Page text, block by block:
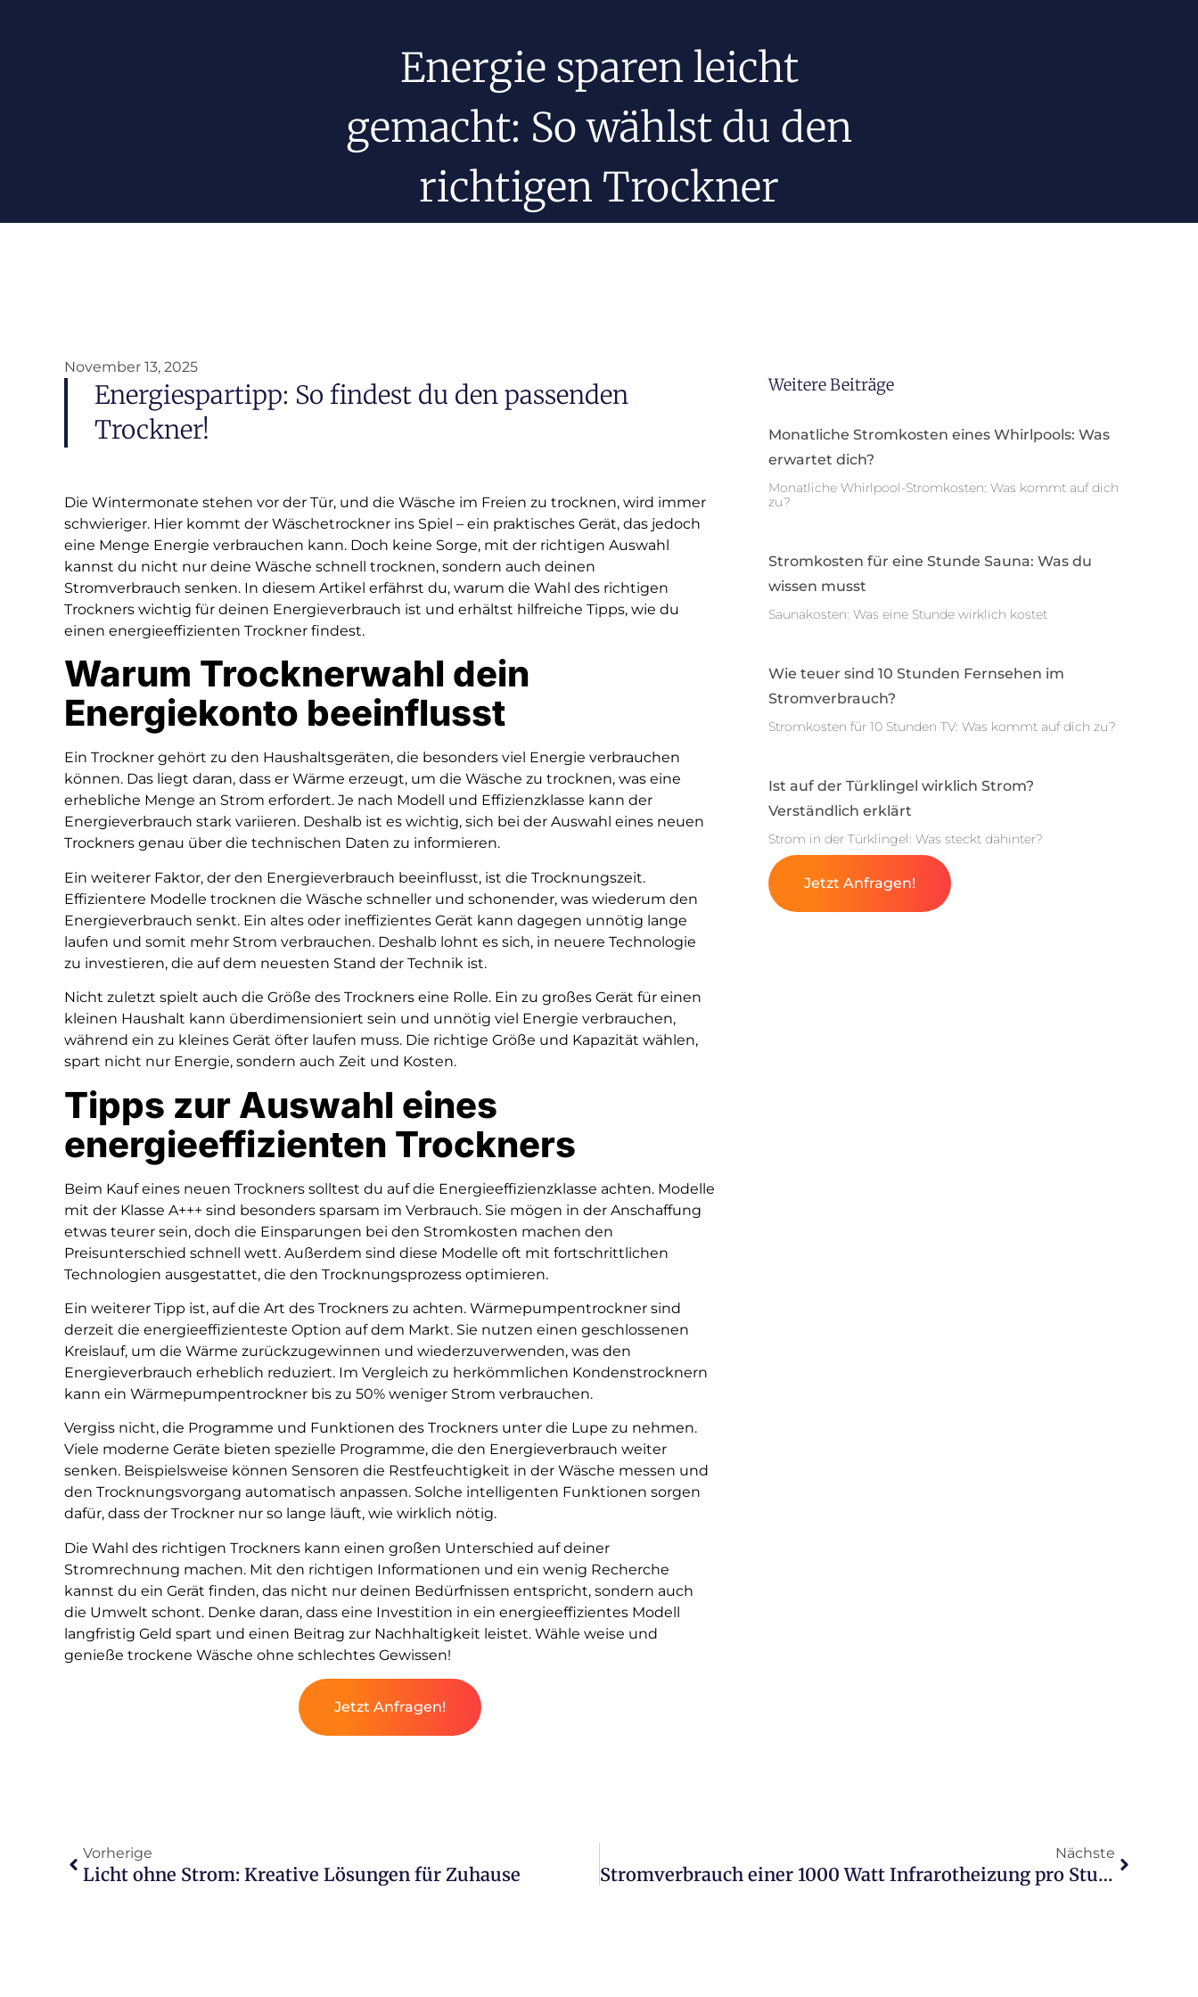
Energie sparen leicht
gemacht: So wählst du den
richtigen Trockner
November 13, 2025
Energiespartipp: So findest du den passenden
Trockner!
Die Wintermonate stehen vor der Tür, und die Wäsche im Freien zu trocknen, wird immer
schwieriger. Hier kommt der Wäschetrockner ins Spiel – ein praktisches Gerät, das jedoch
eine Menge Energie verbrauchen kann. Doch keine Sorge, mit der richtigen Auswahl
kannst du nicht nur deine Wäsche schnell trocknen, sondern auch deinen
Stromverbrauch senken. In diesem Artikel erfährst du, warum die Wahl des richtigen
Trockners wichtig für deinen Energieverbrauch ist und erhältst hilfreiche Tipps, wie du
einen energieeffizienten Trockner findest.
Warum Trocknerwahl dein
Energiekonto beeinflusst
Ein Trockner gehört zu den Haushaltsgeräten, die besonders viel Energie verbrauchen
können. Das liegt daran, dass er Wärme erzeugt, um die Wäsche zu trocknen, was eine
erhebliche Menge an Strom erfordert. Je nach Modell und Effizienzklasse kann der
Energieverbrauch stark variieren. Deshalb ist es wichtig, sich bei der Auswahl eines neuen
Trockners genau über die technischen Daten zu informieren.
Ein weiterer Faktor, der den Energieverbrauch beeinflusst, ist die Trocknungszeit.
Effizientere Modelle trocknen die Wäsche schneller und schonender, was wiederum den
Energieverbrauch senkt. Ein altes oder ineffizientes Gerät kann dagegen unnötig lange
laufen und somit mehr Strom verbrauchen. Deshalb lohnt es sich, in neuere Technologie
zu investieren, die auf dem neuesten Stand der Technik ist.
Nicht zuletzt spielt auch die Größe des Trockners eine Rolle. Ein zu großes Gerät für einen
kleinen Haushalt kann überdimensioniert sein und unnötig viel Energie verbrauchen,
während ein zu kleines Gerät öfter laufen muss. Die richtige Größe und Kapazität wählen,
spart nicht nur Energie, sondern auch Zeit und Kosten.
Tipps zur Auswahl eines
energieeffizienten Trockners
Beim Kauf eines neuen Trockners solltest du auf die Energieeffizienzklasse achten. Modelle
mit der Klasse A+++ sind besonders sparsam im Verbrauch. Sie mögen in der Anschaffung
etwas teurer sein, doch die Einsparungen bei den Stromkosten machen den
Preisunterschied schnell wett. Außerdem sind diese Modelle oft mit fortschrittlichen
Technologien ausgestattet, die den Trocknungsprozess optimieren.
Ein weiterer Tipp ist, auf die Art des Trockners zu achten. Wärmepumpentrockner sind
derzeit die energieeffizienteste Option auf dem Markt. Sie nutzen einen geschlossenen
Kreislauf, um die Wärme zurückzugewinnen und wiederzuverwenden, was den
Energieverbrauch erheblich reduziert. Im Vergleich zu herkömmlichen Kondenstrocknern
kann ein Wärmepumpentrockner bis zu 50% weniger Strom verbrauchen.
Vergiss nicht, die Programme und Funktionen des Trockners unter die Lupe zu nehmen.
Viele moderne Geräte bieten spezielle Programme, die den Energieverbrauch weiter
senken. Beispielsweise können Sensoren die Restfeuchtigkeit in der Wäsche messen und
den Trocknungsvorgang automatisch anpassen. Solche intelligenten Funktionen sorgen
dafür, dass der Trockner nur so lange läuft, wie wirklich nötig.
Die Wahl des richtigen Trockners kann einen großen Unterschied auf deiner
Stromrechnung machen. Mit den richtigen Informationen und ein wenig Recherche
kannst du ein Gerät finden, das nicht nur deinen Bedürfnissen entspricht, sondern auch
die Umwelt schont. Denke daran, dass eine Investition in ein energieeffizientes Modell
langfristig Geld spart und einen Beitrag zur Nachhaltigkeit leistet. Wähle weise und
genieße trockene Wäsche ohne schlechtes Gewissen!
Jetzt Anfragen!
Weitere Beiträge
Monatliche Stromkosten eines Whirlpools: Was
erwartet dich?
Monatliche Whirlpool-Stromkosten: Was kommt auf dich
zu?
Stromkosten für eine Stunde Sauna: Was du
wissen musst
Saunakosten: Was eine Stunde wirklich kostet
Wie teuer sind 10 Stunden Fernsehen im
Stromverbrauch?
Stromkosten für 10 Stunden TV: Was kommt auf dich zu?
Ist auf der Türklingel wirklich Strom?
Verständlich erklärt
Strom in der Türklingel: Was steckt dahinter?
Jetzt Anfragen!
Vorherige
Licht ohne Strom: Kreative Lösungen für Zuhause
Nächste
Stromverbrauch einer 1000 Watt Infrarotheizung pro Stunde